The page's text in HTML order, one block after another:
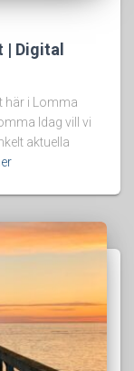
Digital
här i Lomma
Idag vill vi
aktuella